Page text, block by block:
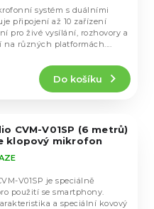
Do košíku
systém s duálními
připojení až 10 zařízení
pro živé vysílání, rozhovory a
na různých platformách....
CVM-V01SP (6 metrů)
klopový mikrofon
V01SP je speciálně
použití se smartphony.
a speciální kovový